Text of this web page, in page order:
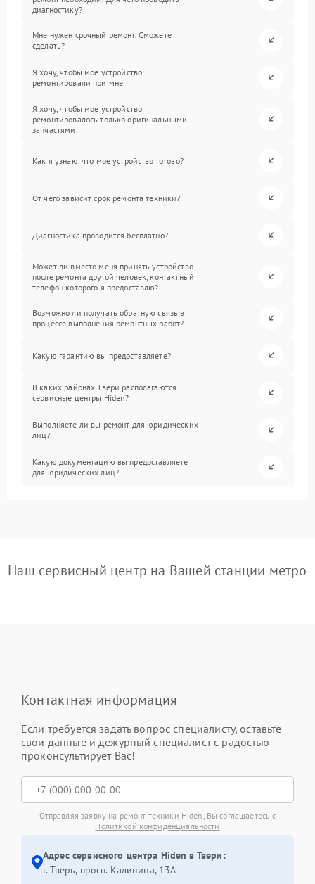
диагностику?
Мне нужен срочный ремонт. Сможете
сделать?
Я хочу, чтобы мое устройство
ремонтировали при мне.
Я хочу, чтобы мое устройство
ремонтировалось только оригинальными
запчастями.
Как я узнаю, что мое устройство готово?
От чего зависит срок ремонта техники?
Диагностика проводится бесплатно?
Может ли вместо меня принять устройство
после ремонта другой человек, контактный
телефон которого я предоставлю?
Возможно ли получать обратную связь в
процессе выполнения ремонтных работ?
Какую гарантию вы предоставляете?
В каких районах Твери располагаются
сервисные центры Hiden?
Выполняете ли вы ремонт для юридических
лиц?
Какую документацию вы предоставляете
для юридических лиц?
Наш сервисный центр на Вашей станции метро
Контактная информация
Если требуется задать вопрос специалисту, оставьте
свои данные и дежурный специалист с радостью
проконсультирует Вас!
Отправляя заявку на ремонт техники Hiden, Вы соглашаетесь с
Политикой конфиденциальности
Адрес сервисного центра Hiden в Твери:
г. Тверь, просп. Калинина, 13А